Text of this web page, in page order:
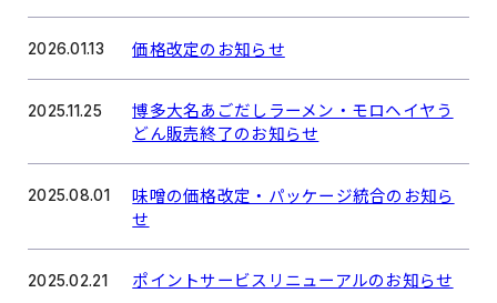
2026.01.13 価格改定のお知らせ
2025.11.25
博多大名あごだしラーメン・モロヘイヤう
どん販売終了のお知らせ
2025.08.01
味噌の価格改定・パッケージ統合のお知ら
せ
2025.02.21 ポイントサービスリニューアルのお知らせ